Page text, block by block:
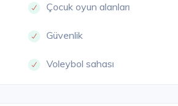
Çocuk oyun alanları
Güvenlik
Voleybol sahası